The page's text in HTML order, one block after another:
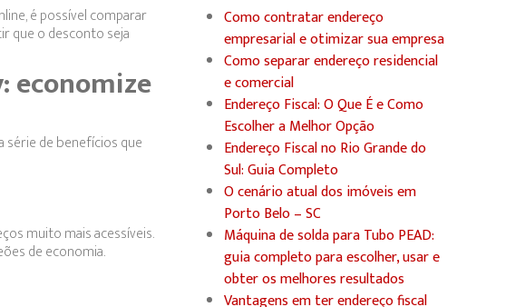
é possível comparar
que o desconto seja
economize
série de benefícios que
muito mais acessíveis.
de economia.
Como contratar endereço
empresarial e otimizar sua empresa
Como separar endereço residencial
e comercial
Endereço Fiscal: O Que É e Como
Escolher a Melhor Opção
Endereço Fiscal no Rio Grande do
Sul: Guia Completo
O cenário atual dos imóveis em
Porto Belo – SC
Máquina de solda para Tubo PEAD:
guia completo para escolher, usar e
obter os melhores resultados
Vantagens em ter endereço fiscal